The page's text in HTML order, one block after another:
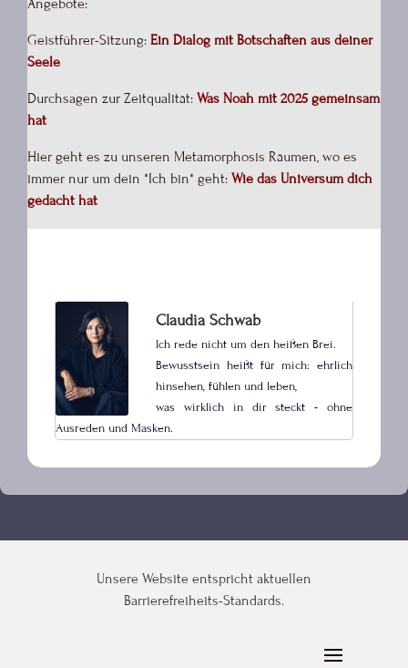
Angebote:
Geistführer-Sitzung: Ein Dialog mit Botschaften aus deiner
Seele
Durchsagen zur Zeitqualität: Was Noah mit 2025 gemeinsam
hat
Hier geht es zu unseren Metamorphosis Räumen, wo es
immer nur um dein *Ich bin* geht: Wie das Universum dich
gedacht hat
Claudia Schwab
Ich rede nicht um den heißen Brei.
Bewusstsein heißt für mich: ehrlich
hinsehen, fühlen und leben,
was wirklich in dir steckt - ohne
Ausreden und Masken.
Unsere Website entspricht aktuellen
Barrierefreiheits-Standards.